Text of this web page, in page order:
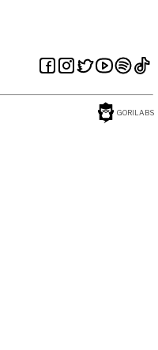
GORILABS